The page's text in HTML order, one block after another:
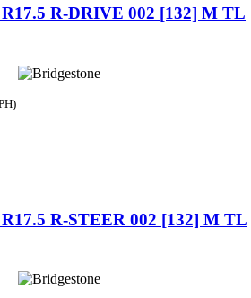
R17.5 R-DRIVE 002 [132] M TL
R-STEER 002 [132] M TL